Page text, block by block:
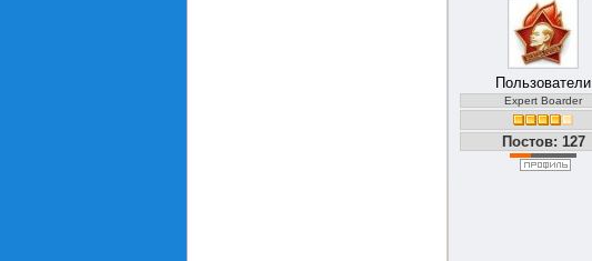
Пользователи
Expert Boarder
Постов: 127